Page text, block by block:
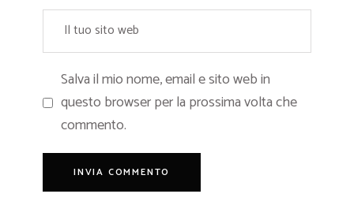
Salva il mio nome, email e sito web in
questo browser per la prossima volta che
commento.